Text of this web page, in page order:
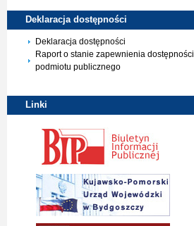
Deklaracja dostępności
Deklaracja dostępności
Raport o stanie zapewnienia dostępności
podmiotu publicznego
Linki